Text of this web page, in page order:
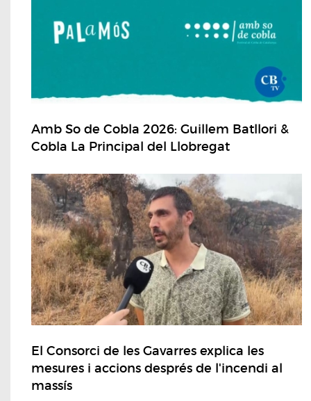
Amb So de Cobla 2026: Guillem Batllori &
Cobla La Principal del Llobregat
El Consorci de les Gavarres explica les
mesures i accions després de l'incendi al
massís